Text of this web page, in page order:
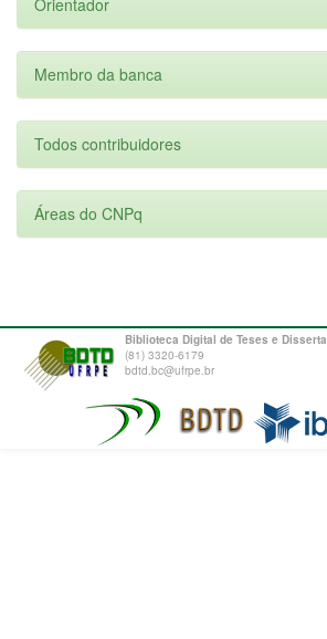
Orientador
Membro da banca
Todos contribuidores
Áreas do CNPq
Biblioteca Digital de Teses e
(81) 3320-6179
bdtd.bc@ufrpe.br